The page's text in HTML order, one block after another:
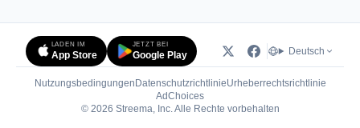
LADEN IM
App Store
JETZT BEI
Google Play Deutsch
Nutzungsbedingungen DatenschutzrichtlinieUrheberrechtsrichtlinie
AdChoices(öffnet in neuem Tab)
© 2026 Streema, Inc. Alle Rechte vorbehalten